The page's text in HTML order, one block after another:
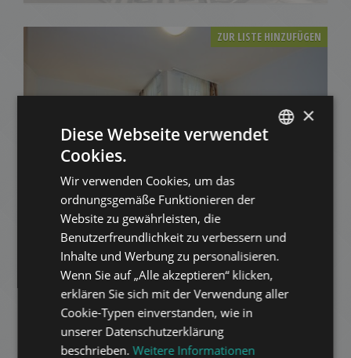
ZUR LISTE HINZUFÜGEN
XIII. KERÜLET ORSZÁGBÍRÓ UTCA
Miete:390.000 HUF
Distrikt 13 • Studio • 30 m 2
ZUR LISTE HINZUFÜGEN
FRENCH
ITALIAN
SPANISH
RUSSIAN
×
Diese Webseite verwendet
Cookies.
Wir verwenden Cookies, um das
ordnungsgemäße Funktionieren der
Website zu gewährleisten, die
Benutzerfreundlichkeit zu verbessern und
Inhalte und Werbung zu personalisieren.
Wenn Sie auf „Alle akzeptieren“ klicken,
erklären Sie sich mit der Verwendung aller
Cookie-Typen einverstanden, wie in
unserer Datenschutzerklärung
beschrieben. Weitere Informationen